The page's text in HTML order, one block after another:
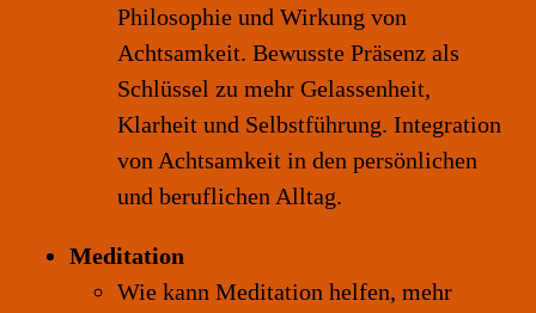
Philosophie und Wirkung von
Achtsamkeit. Bewusste Präsenz als
Schlüssel zu mehr Gelassenheit,
Klarheit und Selbstführung. Integration
von Achtsamkeit in den persönlichen
und beruflichen Alltag.
Meditation
Wie kann Meditation helfen, mehr